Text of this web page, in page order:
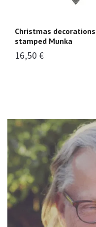
Christmas
stamped Munka
16,50 €